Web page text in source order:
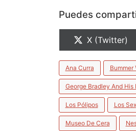
Puedes
X (Twitter)
Ana Curra Bummer
George Bradley And His
Los Pólipos Los
Museo De Cera